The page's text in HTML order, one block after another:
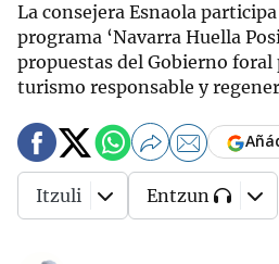
La consejera Esnaola
programa ‘Navarra Huella
propuestas del Gobierno foral
turismo responsable y
Itzuli Entzun